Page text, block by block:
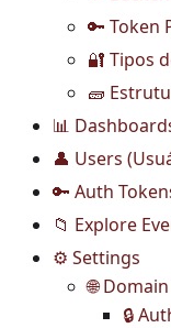
🔑 Token
🔐 Tipos
🧱
📊
👤 Users
🔑 Auth
📁 Explore
⚙️ Settings
🌐
🔒